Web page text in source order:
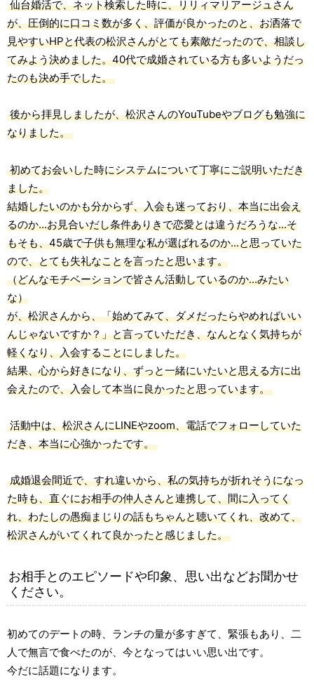
仙台婚活で、ネット検索した時に、リリィマリアージュさん
が、圧倒的に口コミ数が多く、評価が良かったのと、お洒落で
見やすいHPと代表の松沢さんがとても素敵だったので、相談し
てみよう決めました。40代で成婚されている方も多いようだっ
たのも決め手でした。
後から拝見しましたが、松沢さんのYouTubeやブログも勉強に
なりました。
初めてお会いした時にシステムについて丁寧にご説明いただき
ました。
結婚したいのかも分からず、入会も迷っており、本当に出会え
るのか...お見合いだし条件ありきで恋愛とは違うだろうな...そ
もそも、45歳で子供も無理な私が選ばれるのか...と思っていた
ので、とても失礼なことを言ったと思います。
（どんなモチベーションで皆さん活動しているのか...みたい
な）
が、松沢さんから、「始めてみて、ダメだったらやめればいい
んじゃないですか？」と言っていただき、なんとなく気持ちが
軽くなり、入会することにしました。
結果、心から好きになり、ずっと一緒にいたいと思える方に出
会えたので、入会して本当に良かったと思っています。
活動中は、松沢さんにLINEやzoom、電話でフォローしていた
だき、本当に心強かったです。
成婚退会間近で、すれ違いから、私の気持ちが折れそうになっ
た時も、直ぐにお相手の仲人さんと連携して、間に入ってく
れ、わたしの愚痴まじりの話もちゃんと聴いてくれ、改めて、
松沢さんがいてくれて良かったと感じました。
お相手とのエピソードや印象、思い出などお聞かせ
ください。
初めてのデートの時、ランチの量が多すぎて、緊張もあり、二
人で無言で食べたのが、今となってはいい思い出です。
今だに話題になります。